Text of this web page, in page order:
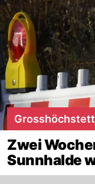
Zwei
Sunnhalde